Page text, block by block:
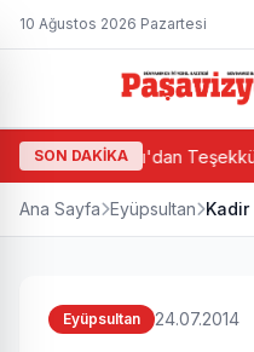
10 Ağustos 2026 Pazartesi
SON DAKİKA
Halit Paşalı'dan Teşekkür
Ana Sayfa Eyüpsultan Kadir
Eyüpsultan 24.07.2014